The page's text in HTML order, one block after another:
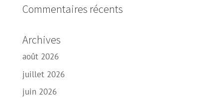
Commentaires récents
Archives
août 2026
juillet 2026
juin 2026